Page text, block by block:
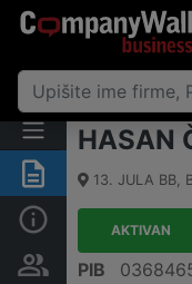
Sažetak
Osobe i
HASAN
13. JULA BB,
AKTIVAN
PIB